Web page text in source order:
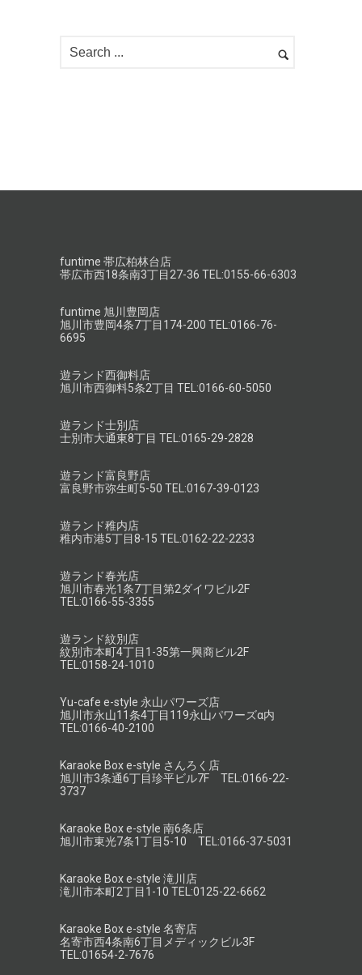
funtime 帯広柏林台店
帯広市西18条南3丁目27-36 TEL:0155-66-6303
funtime 旭川豊岡店
旭川市豊岡4条7丁目174-200 TEL:0166-76-
6695
遊ランド西御料店
旭川市西御料5条2丁目 TEL:0166-60-5050
遊ランド士別店
士別市大通東8丁目 TEL:0165-29-2828
遊ランド富良野店
富良野市弥生町5-50 TEL:0167-39-0123
遊ランド稚内店
稚内市港5丁目8-15 TEL:0162-22-2233
遊ランド春光店
旭川市春光1条7丁目第2ダイワビル2F
TEL:0166-55-3355
遊ランド紋別店
紋別市本町4丁目1-35第一興商ビル2F
TEL:0158-24-1010
Yu-cafe e-style 永山パワーズ店
旭川市永山11条4丁目119永山パワーズα内
TEL:0166-40-2100
Karaoke Box e-style さんろく店
旭川市3条通6丁目珍平ビル7F TEL:0166-22-
3737
Karaoke Box e-style 南6条店
旭川市東光7条1丁目5-10 TEL:0166-37-5031
Karaoke Box e-style 滝川店
滝川市本町2丁目1-10 TEL:0125-22-6662
Karaoke Box e-style 名寄店
名寄市西4条南6丁目メディックビル3F
TEL:01654-2-7676